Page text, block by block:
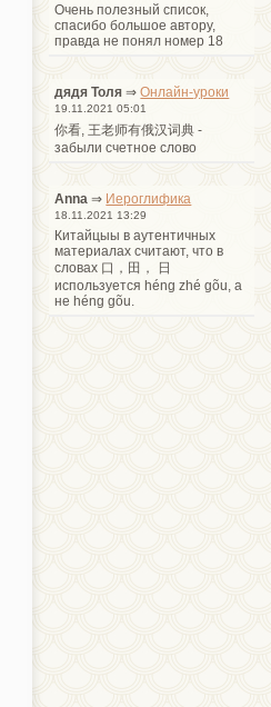
Очень полезный список,
спасибо большое автору,
правда не понял номер 18
дядя Толя ⇒Онлайн-уроки
19.11.2021 05:01
你看, 王老师有俄汉词典 -
забыли счетное слово
Anna ⇒ Иероглифика
18.11.2021 13:29
Китайцыы в аутентичных
материалах считают, что в
словах 口，田， 日
используется héng zhé gõu, а
не héng gõu.